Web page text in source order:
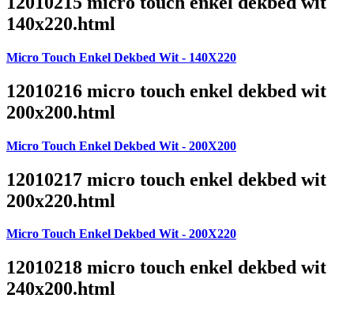
140x220.html
Micro Touch Enkel Dekbed Wit - 140X220
12010216 micro touch enkel dekbed wit
200x200.html
Micro Touch Enkel Dekbed Wit - 200X200
12010217 micro touch enkel dekbed wit
200x220.html
Micro Touch Enkel Dekbed Wit - 200X220
12010218 micro touch enkel dekbed wit
240x200.html